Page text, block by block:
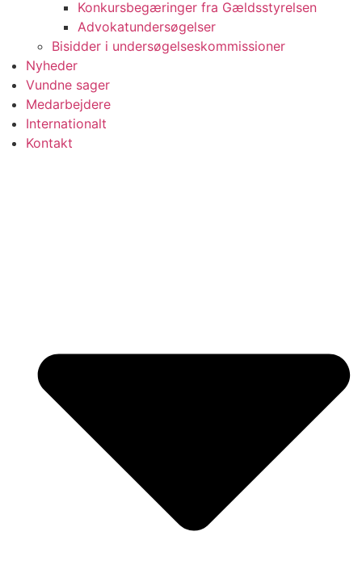
Konkursbegæringer fra Gældsstyrelsen
Advokatundersøgelser
Bisidder i undersøgelseskommissioner
Nyheder
Vundne sager
Medarbejdere
Internationalt
Kontakt